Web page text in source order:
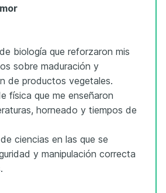
biología que reforzaron mis
sobre maduración y
de productos vegetales.
física que me enseñaron
horneado y tiempos de
ciencias en las que se
y manipulación correcta